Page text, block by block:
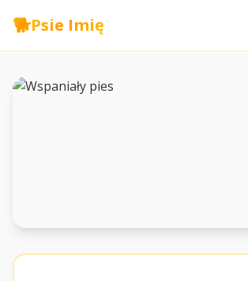
🐕Psie Imię